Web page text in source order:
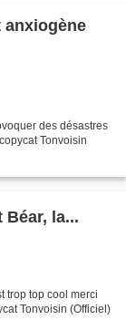
anxiogène
des désastres
Tonvoisin
la...
trop top cool merci
Tonvoisin (Officiel)